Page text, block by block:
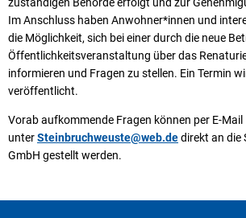
Im Anschluss haben Anwohner*innen und
die Möglichkeit, sich bei einer durch die neue
Öffentlichkeitsveranstaltung über das
informieren und Fragen zu stellen. Ein Termin
veröffentlicht.
Vorab aufkommende Fragen können per E-Mail
unterSteinbruchweuste@web.dedirekt an die
GmbH gestellt werden.